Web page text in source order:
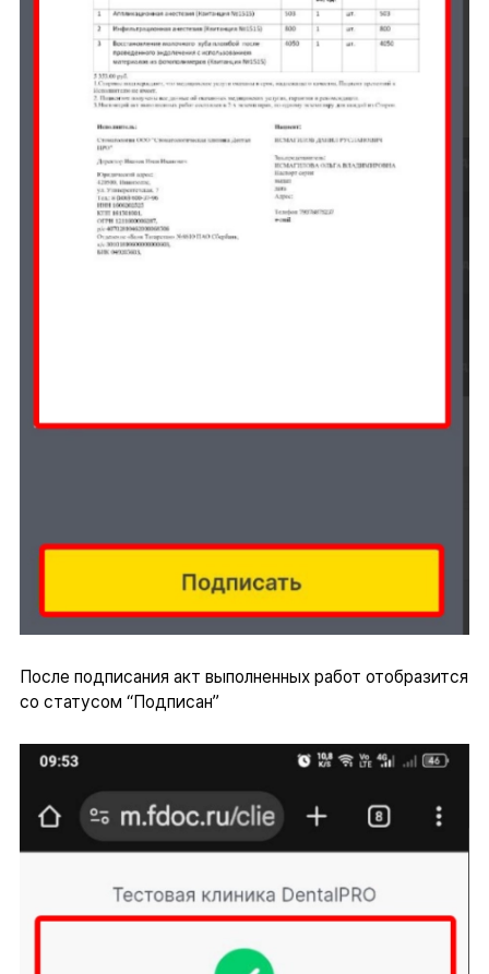
После подписания акт выполненных работ отобразится
со статусом “Подписан”